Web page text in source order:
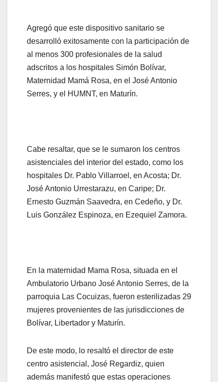
Agregó que este dispositivo sanitario se
desarrolló exitosamente con la participación de
al menos 300 profesionales de la salud
adscritos a los hospitales Simón Bolívar,
Maternidad Mamá Rosa, en el José Antonio
Serres, y el HUMNT, en Maturín.
Cabe resaltar, que se le sumaron los centros
asistenciales del interior del estado, como los
hospitales Dr. Pablo Villarroel, en Acosta; Dr.
José Antonio Urrestarazu, en Caripe; Dr.
Ernesto Guzmán Saavedra, en Cedeño, y Dr.
Luis González Espinoza, en Ezequiel Zamora.
En la maternidad Mama Rosa, situada en el
Ambulatorio Urbano José Antonio Serres, de la
parroquia Las Cocuizas, fueron esterilizadas 29
mujeres provenientes de las jurisdicciones de
Bolívar, Libertador y Maturín.
De este modo, lo resaltó el director de este
centro asistencial, José Regardiz, quien
además manifestó que estas operaciones